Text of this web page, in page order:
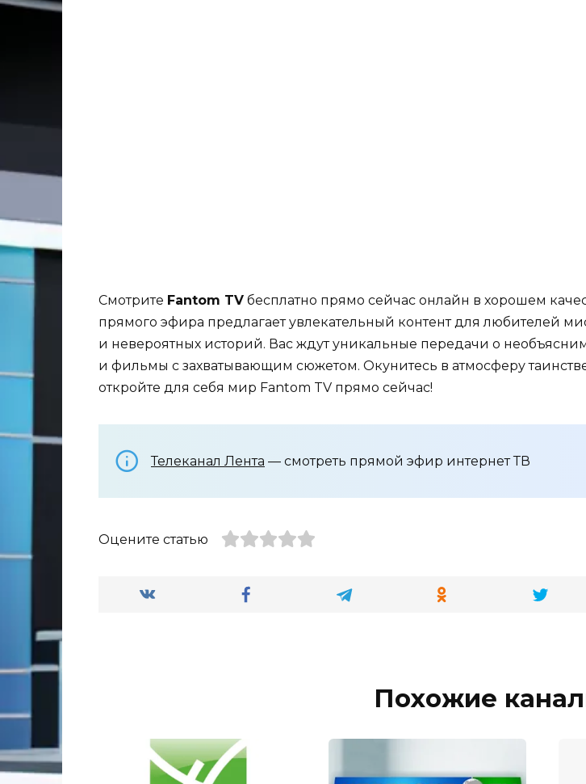
Смотрите Fantom TV бесплатно прямо сейчас онлайн в хорошем
прямого эфира предлагает увлекательный контент для любителей
и невероятных историй. Вас ждут уникальные передачи о
и фильмы с захватывающим сюжетом. Окунитесь в атмосферу
откройте для себя мир Fantom TV прямо сейчас!
Телеканал Лента — смотреть прямой эфир интернет ТВ
Оцените статью
Похожие